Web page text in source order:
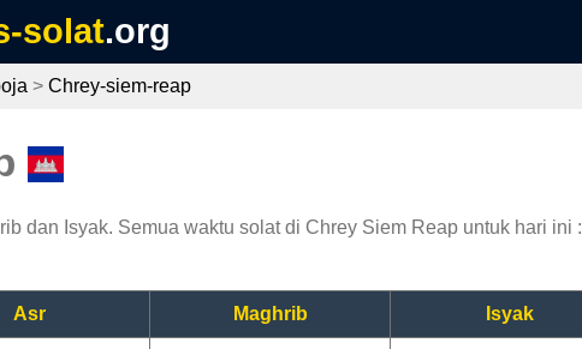
solat.org
> Chrey-siem-reap
dan Isyak. Semua waktu solat di Chrey Siem Reap untuk hari ini :
Asr Maghrib Isyak